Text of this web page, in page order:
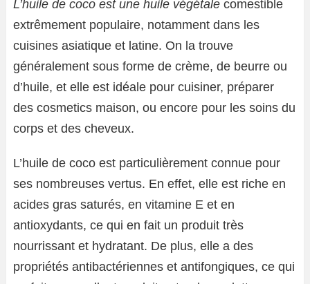
L’huile de coco est une huile végétale comestible
extrêmement populaire, notamment dans les
cuisines asiatique et latine. On la trouve
généralement sous forme de crème, de beurre ou
d’huile, et elle est idéale pour cuisiner, préparer
des cosmetics maison, ou encore pour les soins du
corps et des cheveux.
L’huile de coco est particulièrement connue pour
ses nombreuses vertus. En effet, elle est riche en
acides gras saturés, en vitamine E et en
antioxydants, ce qui en fait un produit très
nourrissant et hydratant. De plus, elle a des
propriétés antibactériennes et antifongiques, ce qui